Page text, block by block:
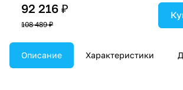
Держатель туалетной
WasserKraft Leine K-5096D
3 247 ₽ x 1 шт
Держатель туалетной
освежителя WasserKraft
92 216 ₽
108 489 ₽
Описание Характеристики